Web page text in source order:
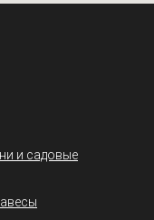
и садовые